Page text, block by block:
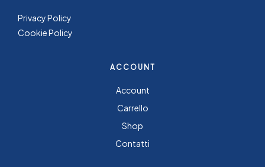
Privacy Policy
Cookie Policy
ACCOUNT
Account
Carrello
Shop
Contatti